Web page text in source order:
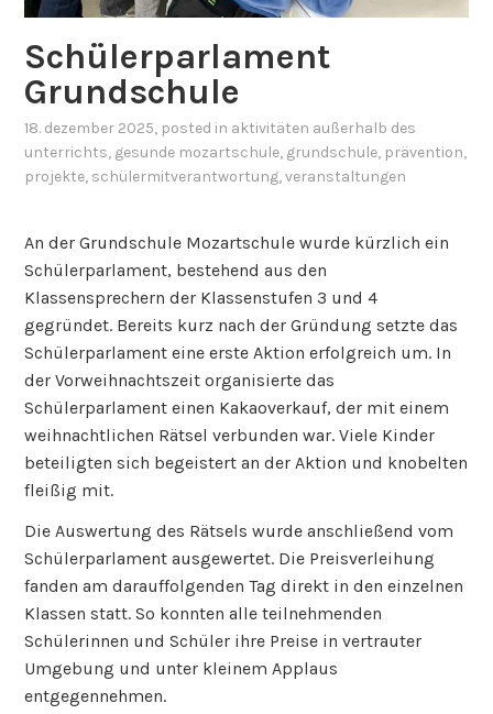
Schülerparlament
Grundschule
18. dezember 2025, posted in aktivitäten außerhalb des
unterrichts, gesunde mozartschule, grundschule, prävention,
projekte, schülermitverantwortung,veranstaltungen
An der Grundschule Mozartschule wurde kürzlich ein
Schülerparlament, bestehend aus den
Klassensprechern der Klassenstufen 3 und 4
gegründet. Bereits kurz nach der Gründung setzte das
Schülerparlament eine erste Aktion erfolgreich um. In
der Vorweihnachtszeit organisierte das
Schülerparlament einen Kakaoverkauf, der mit einem
weihnachtlichen Rätsel verbunden war. Viele Kinder
beteiligten sich begeistert an der Aktion und knobelten
fleißig mit.
Die Auswertung des Rätsels wurde anschließend vom
Schülerparlament ausgewertet. Die Preisverleihung
fanden am darauffolgenden Tag direkt in den einzelnen
Klassen statt. So konnten alle teilnehmenden
Schülerinnen und Schüler ihre Preise in vertrauter
Umgebung und unter kleinem Applaus
entgegennehmen.